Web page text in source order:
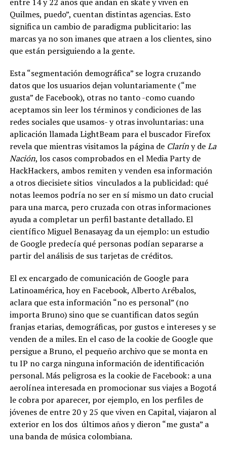
Quilmes, puedo”, cuentan distintas agencias. Esto
significa un cambio de paradigma publicitario: las
marcas ya no son imanes que atraen a los clientes, sino
que están persiguiendo a la gente.
Esta “segmentación demográfica” se logra cruzando
datos que los usuarios dejan voluntariamente (“me
gusta” de Facebook), otras no tanto -como cuando
aceptamos sin leer los términos ycondiciones de las
redes sociales que usamos- y otras involuntarias: una
aplicación llamada LightBeam para el buscador Firefox
revela que mientras visitamos la página de Claríny deLa
Nación, los casos comprobados en el Media Party de
HackHackers, ambos remiten y venden esa información
a otros diecisiete sitios vinculados a la publicidad: qué
notas leemos podría no ser en sí mismo un dato crucial
para una marca, pero cruzada con otras informaciones
ayuda a completar un perfil bastante detallado. El
científico Miguel Benasayag da un ejemplo: un estudio
de Google predecía qué personas podían separarse a
partir del análisis de sus tarjetas de créditos.
El ex encargado de comunicación de Google para
Latinoamérica, hoy en Facebook, Alberto Arébalos,
aclara que esta información “no es personal” (no
importa Bruno) sino que se cuantifican datos según
franjas etarias, demográficas, por gustos e intereses y se
venden de a miles. En el caso de la cookie de Google que
persigue a Bruno, el pequeño archivo que se monta en
tu IP no carga ninguna información de identificación
personal. Más peligrosa es la cookie de Facebook: a una
aerolínea interesada en promocionar sus viajes a Bogotá
le cobra por aparecer, por ejemplo, en los perfiles de
jóvenes de entre 20 y 25 que viven en Capital, viajaron al
exterior en los dos últimos años y dieron “me gusta” a
una banda de música colombiana.